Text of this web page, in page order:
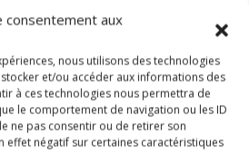
consentement aux
nous utilisons des technologies
et/ou accéder aux informations des
à ces technologies nous permettra de
le comportement de navigation ou les ID
ne pas consentir ou de retirer son
effet négatif sur certaines caractéristiques
pour
la famille…